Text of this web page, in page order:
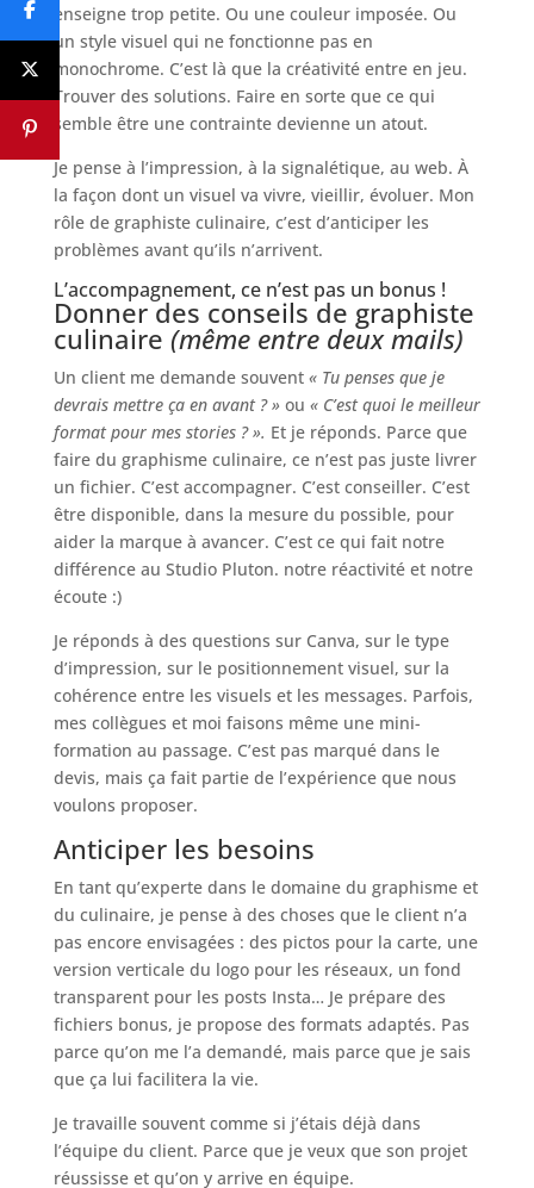
enseigne trop petite. Ou une couleur imposée. Ou
un style visuel qui ne fonctionne pas en
monochrome. C’est là que la créativité entre en jeu.
Trouver des solutions. Faire en sorte que ce qui
semble être une contrainte devienne un atout.
Je pense à l’impression, à la signalétique, au web. À
la façon dont un visuel va vivre, vieillir, évoluer. Mon
rôle de graphiste culinaire, c’est d’anticiper les
problèmes avant qu’ils n’arrivent.
L’accompagnement, ce n’est pas un bonus !
Donner des conseils de graphiste
culinaire (même entre deux mails)
Un client me demande souvent « Tu penses que je
devrais mettre ça en avant ? » ou « C’est quoi le meilleur
format pour mes stories ? ». Et je réponds. Parce que
faire du graphisme culinaire, ce n’est pas juste livrer
un fichier. C’est accompagner. C’est conseiller. C’est
être disponible, dans la mesure du possible, pour
aider la marque à avancer. C’est ce qui fait notre
différence au Studio Pluton. notre réactivité et notre
écoute :)
Je réponds à des questions sur Canva, sur le type
d’impression, sur le positionnement visuel, sur la
cohérence entre les visuels et les messages. Parfois,
mes collègues et moi faisons même une mini-
formation au passage. C’est pas marqué dans le
devis, mais ça fait partie de l’expérience que nous
voulons proposer.
Anticiper les besoins
En tant qu’experte dans le domaine du graphisme et
du culinaire, je pense à des choses que le client n’a
pas encore envisagées : des pictos pour la carte, une
version verticale du logo pour les réseaux, un fond
transparent pour les posts Insta… Je prépare des
fichiers bonus, je propose des formats adaptés. Pas
parce qu’on me l’a demandé, mais parce que je sais
que ça lui facilitera la vie.
Je travaille souvent comme si j’étais déjà dans
l’équipe du client. Parce que je veux que son projet
réussisse et qu’on y arrive en équipe.